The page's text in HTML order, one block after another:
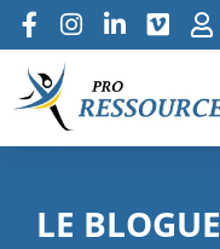
LE BLOGUE